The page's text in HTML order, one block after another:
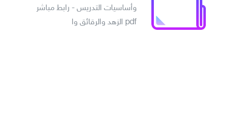
وأساسيات التدريس - رابط مباشر
pdf الزهد والرقائق وا